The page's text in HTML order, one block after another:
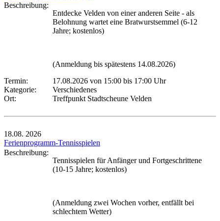
Beschreibung:
Entdecke Velden von einer anderen Seite - als
Belohnung wartet eine Bratwurstsemmel (6-12
Jahre; kostenlos)
(Anmeldung bis spätestens 14.08.2026)
Termin:
17.08.2026 von 15:00 bis 17:00 Uhr
Kategorie:
Verschiedenes
Ort:
Treffpunkt Stadtscheune Velden
18.08. 2026
Ferienprogramm-Tennisspielen
Beschreibung:
Tennisspielen für Anfänger und Fortgeschrittene
(10-15 Jahre; kostenlos)
(Anmeldung zwei Wochen vorher, entfällt bei
schlechtem Wetter)